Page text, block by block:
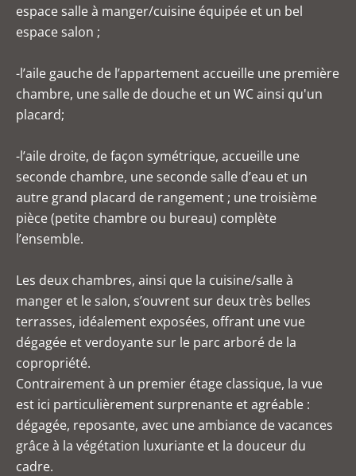
espace salle à manger/cuisine équipée et un bel
espace salon ;
-l’aile gauche de l’appartement accueille une première
chambre, une salle de douche et un WC ainsi qu'un
placard;
-l’aile droite, de façon symétrique, accueille une
seconde chambre, une seconde salle d’eau et un
autre grand placard de rangement ; une troisième
pièce (petite chambre ou bureau) complète
l’ensemble.
Les deux chambres, ainsi que la cuisine/salle à
manger et le salon, s’ouvrent sur deux très belles
terrasses, idéalement exposées, offrant une vue
dégagée et verdoyante sur le parc arboré de la
copropriété.
Contrairement à un premier étage classique, la vue
est ici particulièrement surprenante et agréable :
dégagée, reposante, avec une ambiance de vacances
grâce à la végétation luxuriante et la douceur du
cadre.